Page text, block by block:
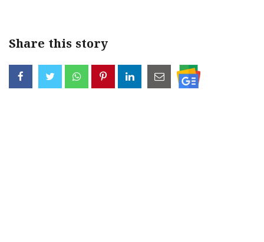
Share this story